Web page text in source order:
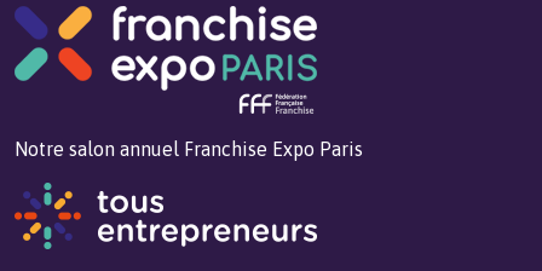
Notre salon annuel Franchise Expo Paris